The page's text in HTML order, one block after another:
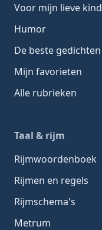
Voor mijn lieve kind
Humor
De beste gedichten
Mijn favorieten
Alle rubrieken
Taal & rijm
Rijmwoordenboek
Rijmen en regels
Rijmschema's
Metrum